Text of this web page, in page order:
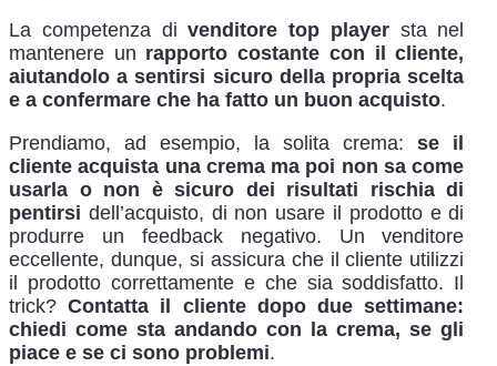
La competenza divenditore top playersta nel
mantenere un rapporto costante con il cliente,
aiutandolo a sentirsi sicuro della propria scelta
e a confermare che ha fatto un buon acquisto.
Prendiamo, ad esempio, la solita crema:se il
cliente acquista una crema ma poi non sa come
usarla o non è sicuro dei risultati rischia di
pentirsi dell’acquisto, di non usare il prodotto e di
produrre un feedback negativo. Un venditore
eccellente, dunque, si assicura che il cliente utilizzi
il prodotto correttamente e che sia soddisfatto. Il
trick?Contatta il cliente dopo due settimane:
chiedi come sta andando con la crema, se gli
piace e se ci sono problemi.